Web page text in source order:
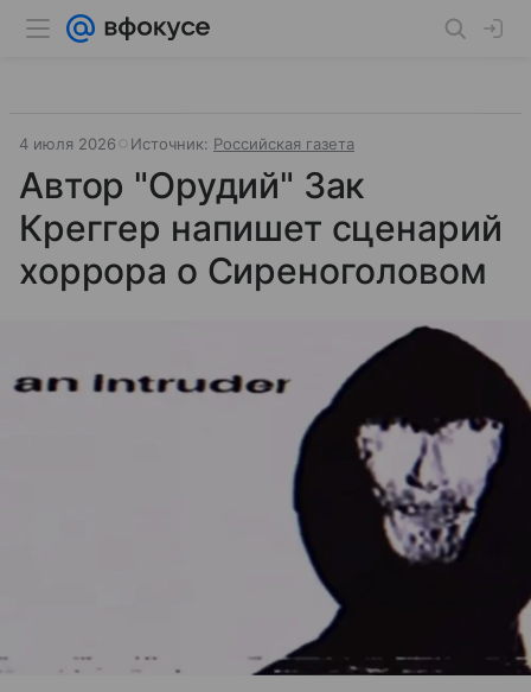
4 июля 2026 Источник: Российская газета
Автор "Орудий" Зак
Креггер напишет сценарий
хоррора о Сиреноголовом